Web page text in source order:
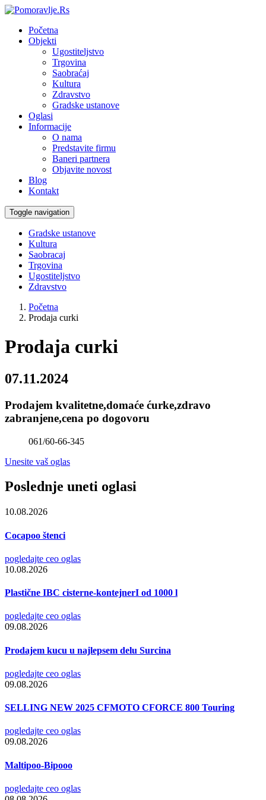
Početna
Objekti
Ugostiteljstvo
Trgovina
Saobraćaj
Kultura
Zdravstvo
Gradske ustanove
Oglasi
Informacije
O nama
Predstavite firmu
Baneri partnera
Objavite novost
Blog
Kontakt
Toggle navigation
Gradske ustanove
Kultura
Saobracaj
Trgovina
Ugostiteljstvo
Zdravstvo
Početna
Prodaja curki
Prodaja curki
07.11.2024
Prodajem kvalitetne,domaće ćurke,zdravo
zabranjene,cena po dogovoru
061/60-66-345
Unesite vaš oglas
Poslednje uneti oglasi
10.08.2026
Cocapoo štenci
pogledajte ceo oglas
10.08.2026
Plastične IBC cisterne-kontejnerI od 1000 l
pogledajte ceo oglas
09.08.2026
Prodajem kucu u najlepsem delu Surcina
pogledajte ceo oglas
09.08.2026
SELLING NEW 2025 CFMOTO CFORCE 800 Touring
pogledajte ceo oglas
09.08.2026
Maltipoo-Bipooo
pogledajte ceo oglas